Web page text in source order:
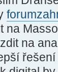
na
na